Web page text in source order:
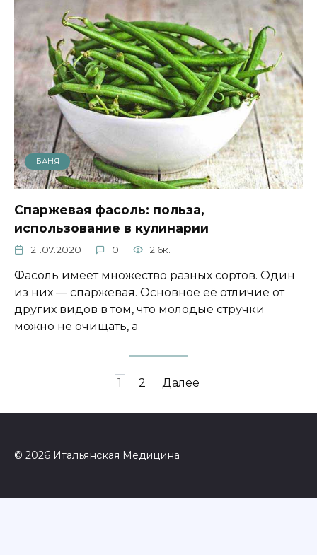
БАНЯ
Спаржевая фасоль: польза,
использование в кулинарии
21.07.2020 0 2.6к.
Фасоль имеет множество разных сортов. Один
из них — спаржевая. Основное её отличие от
других видов в том, что молодые стручки
можно не очищать, а
1 2 Далее
© 2026 Итальянская Медицина